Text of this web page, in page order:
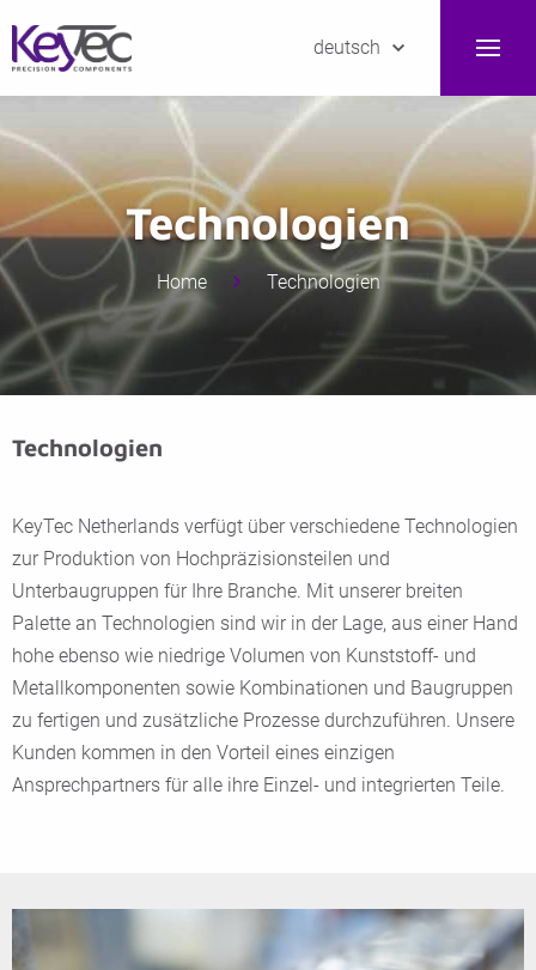
deutsch
Technologien
Home Technologien
Technologien
KeyTec Netherlands verfügt über verschiedene Technologien
zur Produktion von Hochpräzisionsteilen und
Unterbaugruppen für Ihre Branche. Mit unserer breiten
Palette an Technologien sind wir in der Lage, aus einer Hand
hohe ebenso wie niedrige Volumen von Kunststoff- und
Metallkomponenten sowie Kombinationen und Baugruppen
zu fertigen und zusätzliche Prozesse durchzuführen. Unsere
Kunden kommen in den Vorteil eines einzigen
Ansprechpartners für alle ihre Einzel- und integrierten Teile.